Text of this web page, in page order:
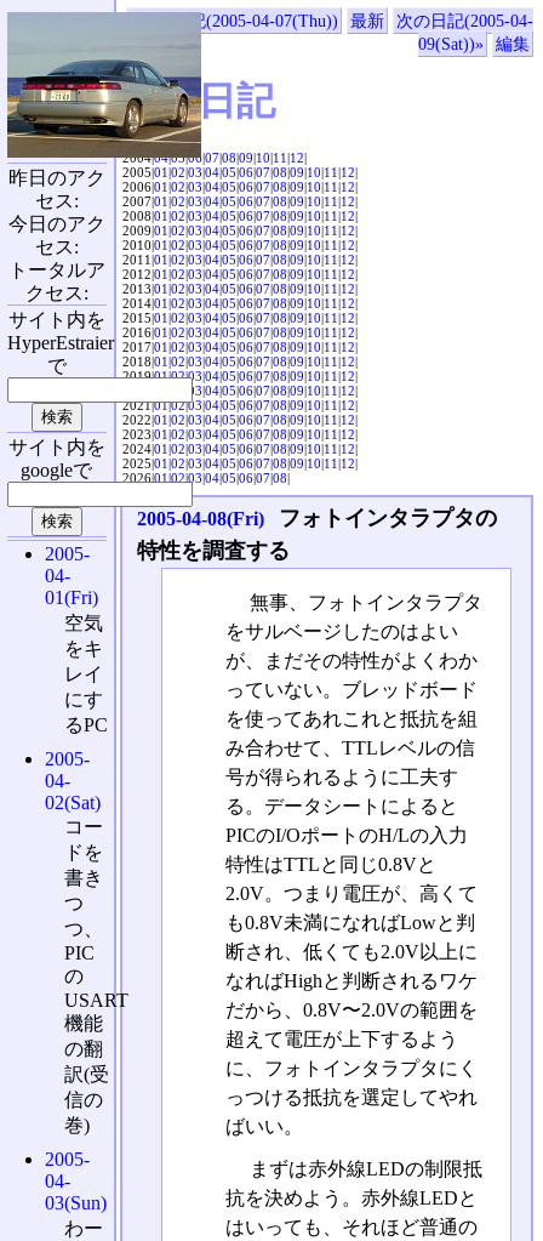
«前の日記(2005-04-07(Thu)) 最新
次の日記(2005-04-
09(Sat))»
編集
SVX日記
2004|04|05|06|07|08|09|10|11|12|
2005|01|02|03|04|05|06|07|08|09|10|11|12|
2006|01|02|03|04|05|06|07|08|09|10|11|12|
2007|01|02|03|04|05|06|07|08|09|10|11|12|
2008|01|02|03|04|05|06|07|08|09|10|11|12|
2009|01|02|03|04|05|06|07|08|09|10|11|12|
2010|01|02|03|04|05|06|07|08|09|10|11|12|
2011|01|02|03|04|05|06|07|08|09|10|11|12|
2012|01|02|03|04|05|06|07|08|09|10|11|12|
2013|01|02|03|04|05|06|07|08|09|10|11|12|
2014|01|02|03|04|05|06|07|08|09|10|11|12|
2015|01|02|03|04|05|06|07|08|09|10|11|12|
2016|01|02|03|04|05|06|07|08|09|10|11|12|
2017|01|02|03|04|05|06|07|08|09|10|11|12|
2018|01|02|03|04|05|06|07|08|09|10|11|12|
2019|01|02|03|04|05|06|07|08|09|10|11|12|
03|04|05|06|07|08|09|10|11|12|
2021|01|02|03|04|05|06|07|08|09|10|11|12|
2022|01|02|03|04|05|06|07|08|09|10|11|12|
2023|01|02|03|04|05|06|07|08|09|10|11|12|
2024|01|02|03|04|05|06|07|08|09|10|11|12|
2025|01|02|03|04|05|06|07|08|09|10|11|12|
2026|01|02|03|04|05|06|07|08|
2005-04-08(Fri)
フォトインタラプタの
特性を調査する
無事、フォトインタラプタ
をサルベージしたのはよい
が、まだその特性がよくわか
っていない。ブレッドボード
を使ってあれこれと抵抗を組
み合わせて、TTLレベルの信
号が得られるように工夫す
る。データシートによると
PICのI/OポートのH/Lの入力
特性はTTLと同じ0.8Vと
2.0V。つまり電圧が、高くて
も0.8V未満になればLowと判
断され、低くても2.0V以上に
なればHighと判断されるワケ
だから、0.8V〜2.0Vの範囲を
超えて電圧が上下するよう
に、フォトインタラプタにく
っつける抵抗を選定してやれ
ばいい。
まずは赤外線LEDの制限抵
抗を決めよう。赤外線LEDと
はいっても、それほど普通の
昨日のアク
セス:
今日のアク
セス:
トータルア
クセス:
サイト内を
HyperEstraier
で
サイト内を
googleで
2005-
04-
01(Fri)
空気
をキ
レイ
にす
るPC
2005-
04-
02(Sat)
コー
ドを
書き
つ
つ、
PIC
の
USART
機能
の翻
訳(受
信の
巻)
2005-
04-
03(Sun)
わー